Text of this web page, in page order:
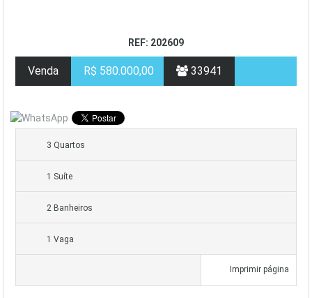
REF: 202609
Venda R$ 580.000,00 33941
3 Quartos
1 Suíte
2 Banheiros
1 Vaga
Imprimir página